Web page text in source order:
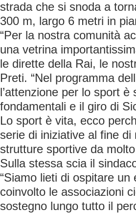
strada che si snoda a
300 m, largo 6 metri in
“Per la nostra comunità
una vetrina
le dirette della Rai, le
Preti. “Nel programma
l’attenzione per lo sport
fondamentali e il giro di
Lo sport è vita, ecco
serie di iniziative al fine
strutture sportive da
Sulla stessa scia il
“Siamo lieti di ospitare
coinvolto le associazioni
sostegno lungo tutto il